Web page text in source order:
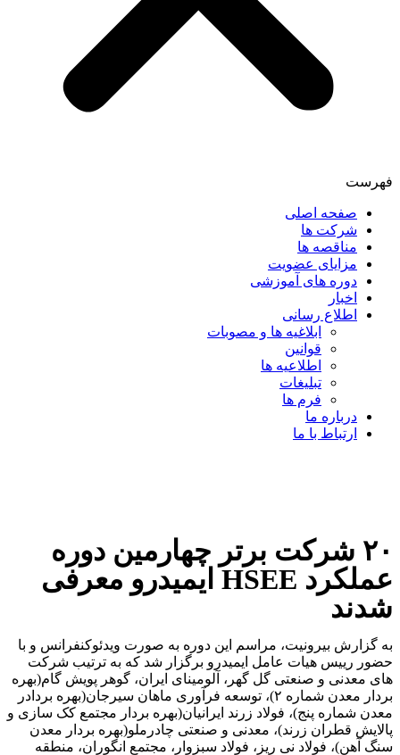
فهرست
صفحه اصلی
شرکت ها
مناقصه ها
مزایای عضویت
دوره های آموزشی
اخبار
اطلاع رسانی
ابلاغیه ها و مصوبات
قوانین
اطلاعیه ها
تبلیغات
فرم ها
درباره ما
ارتباط با ما
۲۰ شرکت برتر چهارمین دوره
عملکرد HSEE ایمیدرو معرفی
شدند
به گزارش بیرونیت، مراسم این دوره به صورت ویدئوکنفرانس و با
حضور رییس هیات عامل ایمیدرو برگزار شد که به ترتیب شرکت
های معدنی و صنعتی گل گهر، آلومینای ایران، گوهر پویش گام(بهره
بردار معدن شماره ۲)، توسعه فرآوری ماهان سیرجان(بهره بردادر
معدن شماره پنج)، فولاد زرند ایرانیان(بهره بردار مجتمع کک سازی و
پالایش قطران زرند)، معدنی و صنعتی چادرملو(بهره بردار معدن
سنگ آهن)، فولاد نی ریز، فولاد سبزوار، مجتمع انگوران، منطقه